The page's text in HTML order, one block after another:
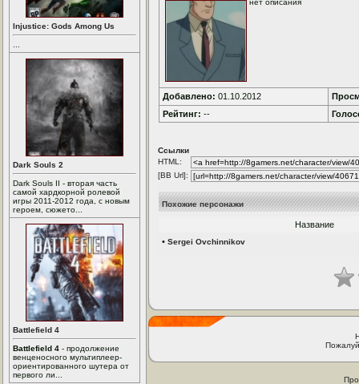
Injustice: Gods Among Us
Dark Souls 2
Dark Souls II - вторая часть
самой хардкорной ролевой
игры 2011-2012 года, с новым
героем, сюжето...
Battlefield 4
Battlefield 4 - продолжение
венценосного мультиплеер-
ориентированного шутера от
первого ли...
нет описания
Добавлено: 01.10.2012
Рейтинг: --
Ссылки
HTML:
[BB Url]:
Похожие персонажи
Название
• Sergei Ovchinnikov